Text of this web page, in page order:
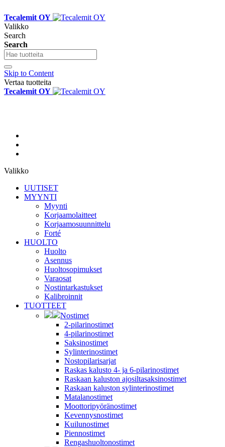
Tecalemit OY
Valikko
Search
Search
Skip to Content
Vertaa tuotteita
Tecalemit OY
Valikko
UUTISET
MYYNTI
Myynti
Korjaamolaitteet
Korjaamosuunnittelu
Forté
HUOLTO
Huolto
Asennus
Huoltosopimukset
Varaosat
Nostintarkastukset
Kalibroinnit
TUOTTEET
Nostimet
2-pilarinostimet
4-pilarinostimet
Saksinostimet
Sylinterinostimet
Nostopilarisarjat
Raskas kalusto 4- ja 6-pilarinostimet
Raskaan kaluston ajosiltasaksinostimet
Raskaan kaluston sylinterinostimet
Matalanostimet
Moottoripyöränostimet
Kevennysnostimet
Kuilunostimet
Piennostimet
Rengashuoltonostimet